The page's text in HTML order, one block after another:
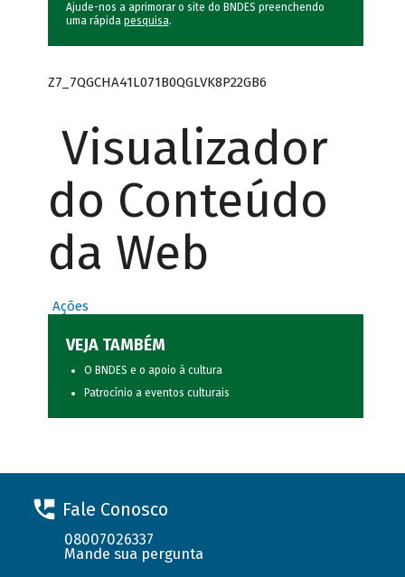
Ajude-nos a aprimorar o site do BNDES preenchendo
uma rápida pesquisa.
Z7_7QGCHA41L071B0QGLVK8P22GB6
Visualizador
do Conteúdo
da Web
Ações
VEJA TAMBÉM
O BNDES e o apoio à cultura
Patrocínio a eventos culturais
Fale Conosco
08007026337
Mande sua pergunta